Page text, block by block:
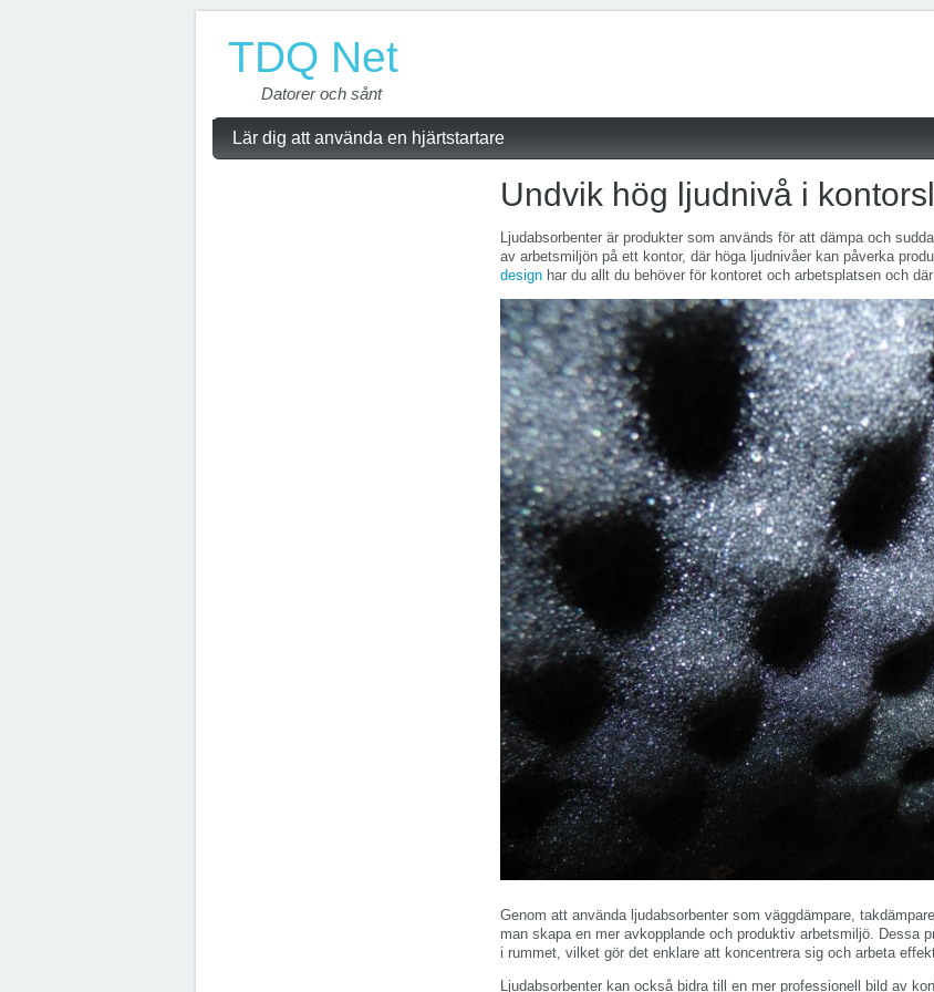
TDQ Net
Datorer och sånt
Lär dig att använda en hjärtstartare
Undvik hög ljudnivå i
Ljudabsorbenter är produkter som används för att dämpa och
av arbetsmiljön på ett kontor, där höga ljudnivåer kan påverka
design har du allt du behöver för kontoret och arbetsplatsen och
Genom att använda ljudabsorbenter som väggdämpare,
man skapa en mer avkopplande och produktiv arbetsmiljö. Dessa
i rummet, vilket gör det enklare att koncentrera sig och arbeta
Ljudabsorbenter kan också bidra till en mer professionell bild av